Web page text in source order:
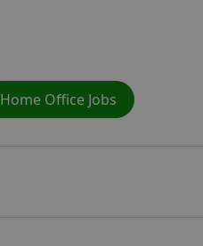
Home Office Jobs